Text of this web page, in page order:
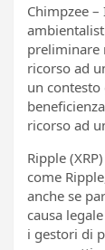
Chimpzee
preliminare
ricorso ad
un
ricorso ad
Ripple
come
anche se
causa
i gestori di